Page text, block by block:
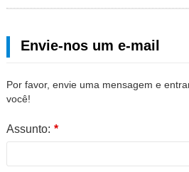
Envie-nos um e-mail
Por favor, envie uma mensagem e
você!
Assunto: *